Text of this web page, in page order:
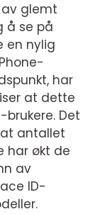
glemt
å se på
en nylig
har
at dette
Det
antallet
har økt de
av
ID-